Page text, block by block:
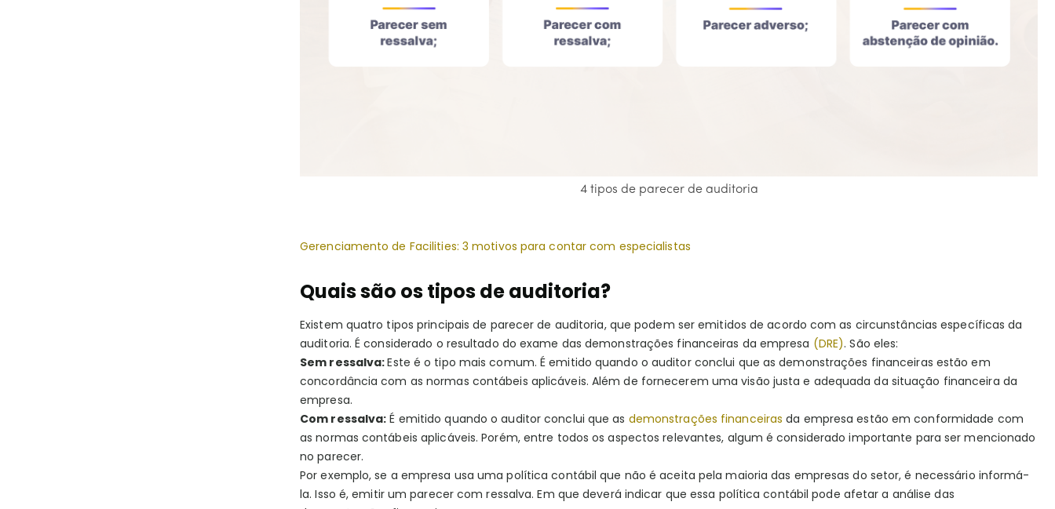
4 tipos de parecer de auditoria
Gerenciamento de Facilities: 3 motivos para contar com especialistas
Quais são os tipos de auditoria?
Existem quatro tipos principais de parecer de auditoria, que podem ser emitidos de acordo com as circunstâncias específicas da
auditoria. É considerado o resultado do exame das demonstrações financeiras da empresa (DRE). São eles:
Sem ressalva:Este é o tipo mais comum. É emitido quando o auditor conclui que as demonstrações financeiras estão em
concordância com as normas contábeis aplicáveis. Além de fornecerem uma visão justa e adequada da situação financeira da
empresa.
Com ressalva: É emitido quando o auditor conclui que as demonstrações financeiras da empresa estão em conformidade com
as normas contábeis aplicáveis. Porém, entre todos os aspectos relevantes, algum é considerado importante para ser mencionado
no parecer.
Por exemplo, se a empresa usa uma política contábil que não é aceita pela maioria das empresas do setor, é necessário informá-
la. Isso é, emitir um parecer com ressalva. Em que deverá indicar que essa política contábil pode afetar a análise das